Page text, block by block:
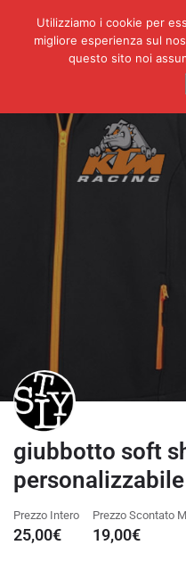
giubbotto soft
personalizzabile
Prezzo Intero
25,00€
Prezzo Scontato
19,00€
Utilizziamo i cookie per
migliore esperienza sul
questo sito noi